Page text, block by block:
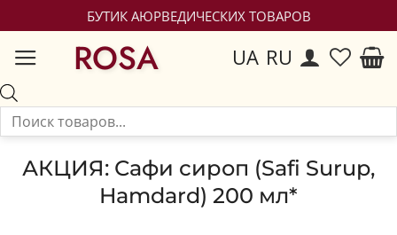
БУТИК АЮРВЕДИЧЕСКИХ ТОВАРОВ
ROSA UA RU
АКЦИЯ: Сафи сироп (Safi Surup,
Hamdard) 200 мл*